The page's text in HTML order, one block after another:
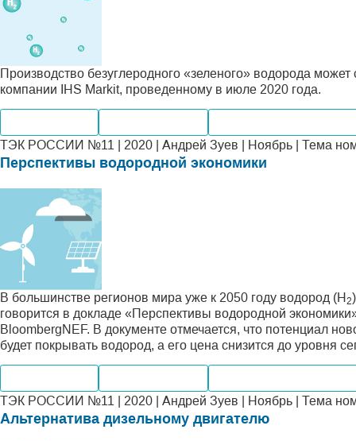
Производство безуглеродного «зеленого» водорода
компании IHS Markit, проведенному в июле 2020 года.
ТЭК РОССИИ №11 | 2020 | Андрей Зуев | Ноябрь | Тема
Перспективы водородной экономики
В большинстве регионов мира уже к 2050 году водород (Н 2
говорится в докладе «Перспективы водородной
BloombergNEF. В документе отмечается, что потенциал
будет покрывать водород, а его цена снизится до уровня
ТЭК РОССИИ №11 | 2020 | Андрей Зуев | Ноябрь | Тема
Альтернатива дизельному двигателю